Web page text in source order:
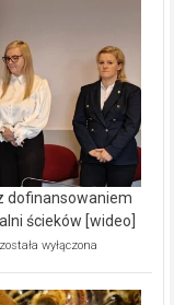
dofinansowaniem
ścieków [wideo]
Ekologiczne
została wyłączona